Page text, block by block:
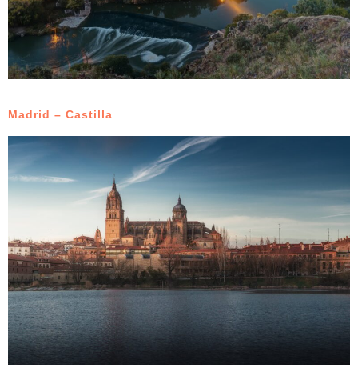
Madrid – Castilla